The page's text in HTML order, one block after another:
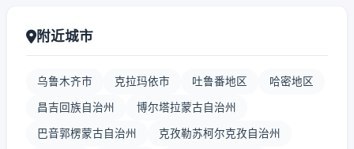
附近城市
乌鲁木齐市 克拉玛依市 吐鲁番地区 哈密地区
昌吉回族自治州 博尔塔拉蒙古自治州
巴音郭楞蒙古自治州 克孜勒苏柯尔克孜自治州